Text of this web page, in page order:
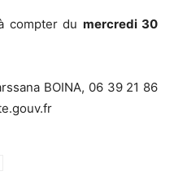
compter du mercredi 30
BOINA, 06 39 21 86